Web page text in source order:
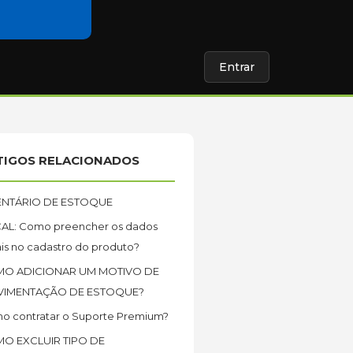
Entrar
RELACIONADOS
DE ESTOQUE
Como preencher os dados
no cadastro do produto?
ADICIONAR UM MOTIVO DE
DE ESTOQUE?
contratar o Suporte Premium?
EXCLUIR TIPO DE